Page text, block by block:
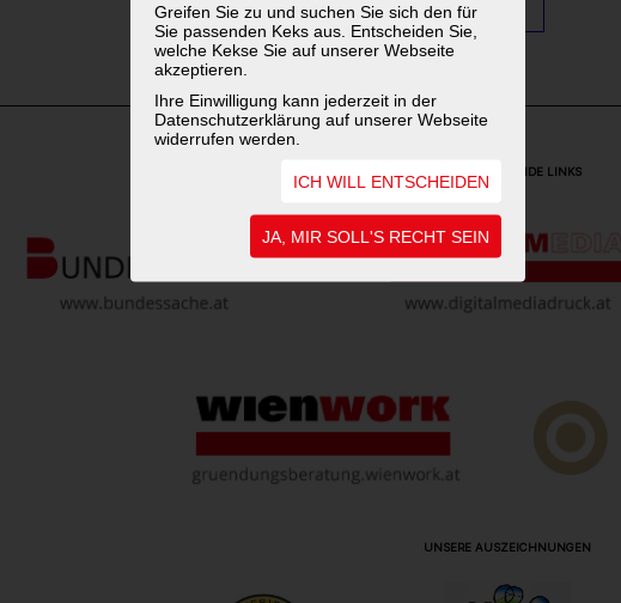
Greifen Sie zu und suchen Sie sich den für
Sie passenden Keks aus. Entscheiden Sie,
welche Kekse Sie auf unserer Webseite
akzeptieren.
Ihre Einwilligung kann jederzeit in der
Datenschutzerklärung auf unserer Webseite
widerrufen werden.
ICH WILL ENTSCHEIDEN
JA, MIR SOLL'S RECHT SEIN
1 2
WEITERFÜHRENDE LINKS
UNSERE AUSZEICHNUNGEN